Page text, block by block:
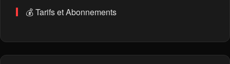
💰 Tarifs et Abonnements